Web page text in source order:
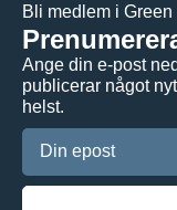
Bli medlem i
Ange din e-post
publicerar något
helst.